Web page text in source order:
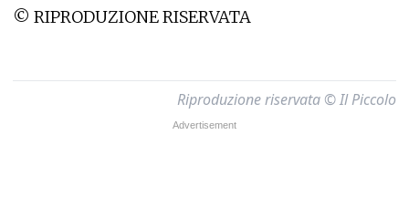
© RIPRODUZIONE RISERVATA
Riproduzione riservata © Il Piccolo